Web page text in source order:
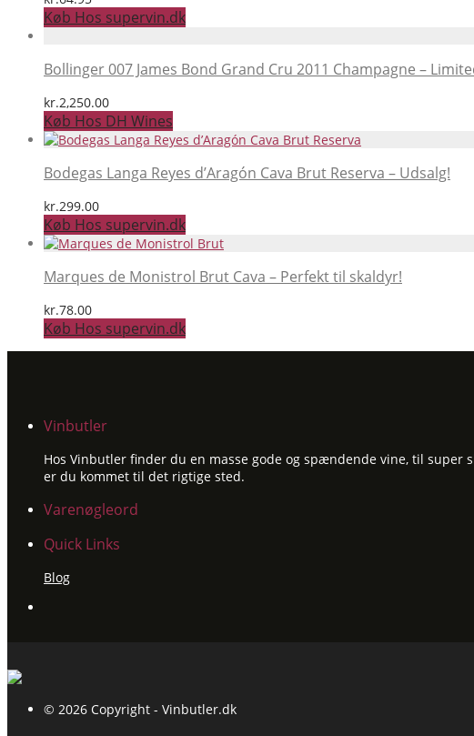
Køb Hos supervin.dk
Bollinger 007 James Bond Grand Cru 2011 Champagne –
kr.2,250.00
Køb Hos DH Wines
Bodegas Langa Reyes d’Aragón Cava Brut Reserva – Udsalg!
kr.299.00
Køb Hos supervin.dk
Marques de Monistrol Brut Cava – Perfekt til skaldyr!
kr.78.00
Køb Hos supervin.dk
Vinbutler
Hos Vinbutler finder du en masse gode og spændende vine, til super
er du kommet til det rigtige sted.
Varenøgleord
Quick Links
Blog
© 2026 Copyright - Vinbutler.dk